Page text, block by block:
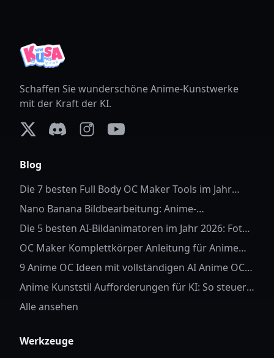
Schaffen Sie wunderschöne Anime-Kunstwerke
mit der Kraft der KI.
Blog
Die 7 besten Full Body OC Maker Tools im Jahr
2026
Nano Banana Bildbearbeitung: Anime-
Hintergrundersetzung
Die 5 besten AI-Bildanimatoren im Jahr 2026: Fotos
zum Leben erwecken
OC Maker Komplettkörper Anleitung für Anime
OC
9 Anime OC Ideen mit vollständigen AI Anime OC
Aufforderungen
Anime Kunststil Aufforderungen für KI: So steuern
Sie Charakterdetails und Stil
Alle ansehen
Werkzeuge